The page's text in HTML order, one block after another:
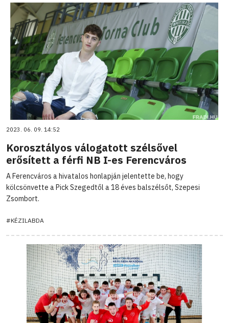
2023. 06. 09. 14:52
Korosztályos válogatott szélsővel
erősített a férfi NB I-es Ferencváros
A Ferencváros a hivatalos honlapján jelentette be, hogy
kölcsönvette a Pick Szegedtől a 18 éves balszélsőt, Szepesi
Zsombort.
#KÉZILABDA